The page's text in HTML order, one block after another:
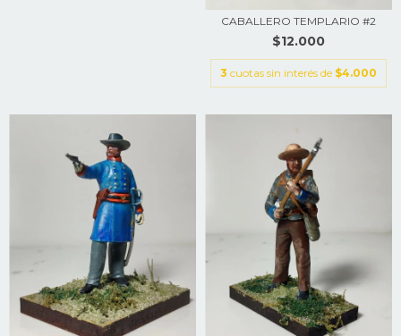
CABALLERO TEMPLARIO #2
$12.000
3 cuotas sin interés de $4.000